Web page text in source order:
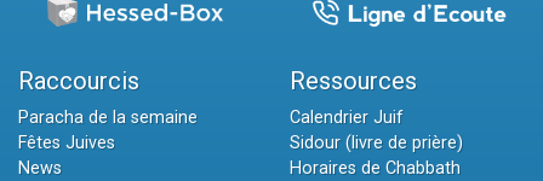
Raccourcis
Paracha de la semaine
Fêtes Juives
News
Ressources
Calendrier Juif
Sidour (livre de prière)
Horaires de Chabbath